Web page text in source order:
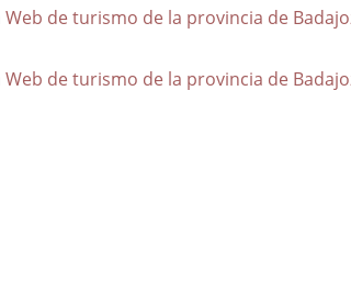
Web de turismo de la provincia de
Web de turismo de la provincia de